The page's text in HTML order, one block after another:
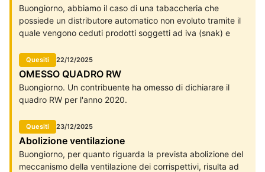
(Riforma fiscale). In seguito ad una prima verifica di
fattibilità, il tool propone: la determinazione dell'aumento di
patrimonio netto la determinazione dell'eventuale
tassazione (o dell'utilizzabilità delle minusvalenze) le
relative scritture contabili.
Buongiorno, abbiamo il caso di una tabaccheria che
possiede un distributore automatico non evoluto tramite il
quale vengono ceduti prodotti soggetti ad iva (snak) e
adempimenti fiscali e le relative scadenze per la corretta
gestione dei corrispettivi del distributore automatico non
evoluto ai sensi della normativa vigente 2) Il cliente nel
corso del 2025 ha sostituito un vecchio distributore non
evoluto con un altro dello stesso tipo. In fase di dismissione
non è stato effettuato l’ultimo invio dei corrispettivi
all’Agenzia delle Entrate (data dismissione 22/09/2025,
corrispettivi non comunicati dal 01/08/2025 al
22/09/2025).
Quesiti 22/12/2025
OMESSO QUADRO RW
Buongiorno. Un contribuente ha omesso di dichiarare il
quadro RW per l'anno 2020.
Quesiti 23/12/2025
Abolizione ventilazione
Buongiorno, per quanto riguarda la prevista abolizione del
meccanismo della ventilazione dei corrispettivi, risulta ad